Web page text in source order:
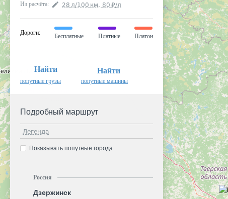
Из расчёта: 28 л/100 км, 80 ₽/л
Дороги:
Бесплатные Платные Платон
Найти
попутные грузы
Найти
попутные машины
Подробный маршрут
Легенда
Показывать попутные города
Россия
Дзержинск